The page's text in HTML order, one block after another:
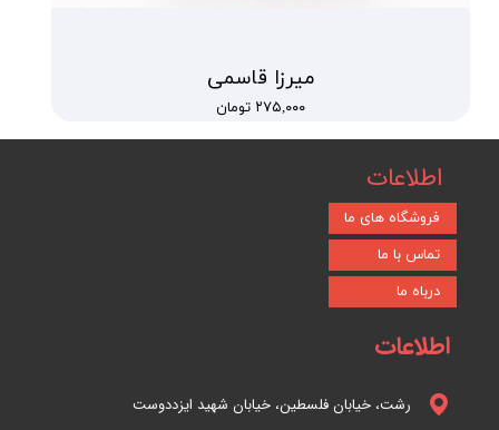
میرزا قاسمی
۲۷۵,۰۰۰ تومان
فروشگاه های ما
تماس با ما
درباه ما
اطلاعات
اطلاعات
رشت، خیابان فلسطین، خیابان شهید ایزددوست